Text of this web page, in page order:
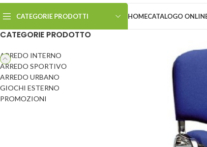
CATEGORIE PRODOTTI
ARREDO URBANO
Cestini
HOMECATALOGO
CATEGORIE PRODOTTO
ARREDO INTERNO
ARREDO SPORTIVO
ARREDO URBANO
GIOCHI ESTERNO
PROMOZIONI